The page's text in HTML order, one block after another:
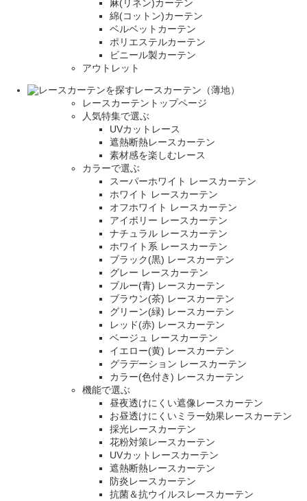
麻(リネン)カーテン
綿(コットン)カーテン
ベルベットカーテン
ポリエステルカーテン
ビニール製カーテン
アウトレット
レースカーテン（薄地）
レースカーテントップページ
人気特集で選ぶ
UVカットレース
遮熱断熱レースカーテン
素材感を楽しむレース
カラーで選ぶ
スーパーホワイト レースカーテン
ホワイト レースカーテン
オフホワイト レースカーテン
アイボリー レースカーテン
ナチュラル レースカーテン
ホワイト系 レースカーテン
ブラック(黒) レースカーテン
グレー レースカーテン
ブルー(青) レースカーテン
ブラウン(茶) レースカーテン
グリーン(緑) レースカーテン
レッド(赤) レースカーテン
ベージュ レースカーテン
イエロー(黄) レースカーテン
グラデーション レースカーテン
カラー(色付き) レースカーテン
機能で選ぶ
昼夜透けにくい遮像レースカーテン
お昼透けにくいミラー効果レースカーテン
採光レースカーテン
花粉対策レースカーテン
UVカットレースカーテン
遮熱断熱レースカーテン
防炎レースカーテン
抗菌＆抗ウイルスレースカーテン